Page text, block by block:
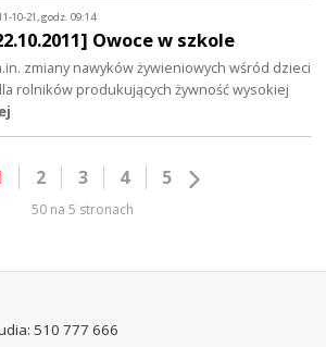
10-21, godz. 09:14
Owoce w szkole
zmiany nawyków żywieniowych wśród dzieci
rolników produkujących żywność wysokiej
2 3 4 5
50 na 5 stronach
510 777 666